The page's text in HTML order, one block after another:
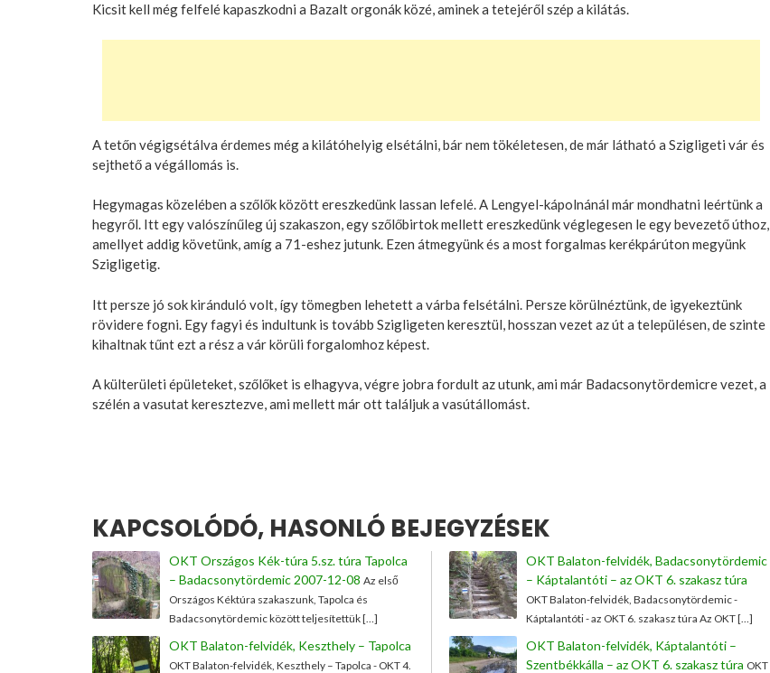
Kicsit kell még felfelé kapaszkodni a Bazalt orgonák közé, aminek a tetejéről szép a kilátás.
A tetőn végigsétálva érdemes még a kilátóhelyig elsétálni, bár nem tökéletesen, de már látható a Szigligeti vár és
sejthető a végállomás is.
Hegymagas közelében a szőlők között ereszkedünk lassan lefelé. A Lengyel-kápolnánál már mondhatni leértünk a
hegyről. Itt egy valószínűleg új szakaszon, egy szőlőbirtok mellett ereszkedünk véglegesen le egy bevezető úthoz,
amellyet addig követünk, amíg a 71-eshez jutunk. Ezen átmegyünk és a most forgalmas kerékpárúton megyünk
Szigligetig.
Itt persze jó sok kiránduló volt, így tömegben lehetett a várba felsétálni. Persze körülnéztünk, de igyekeztünk
rövidere fogni. Egy fagyi és indultunk is tovább Szigligeten keresztül, hosszan vezet az út a településen, de szinte
kihaltnak tűnt ezt a rész a vár körüli forgalomhoz képest.
A külterületi épületeket, szőlőket is elhagyva, végre jobra fordult az utunk, ami már Badacsonytördemicre vezet, a
szélén a vasutat keresztezve, ami mellett már ott találjuk a vasútállomást.
KAPCSOLÓDÓ, HASONLÓ BEJEGYZÉSEK
OKT Országos Kék-túra 5.sz. túra Tapolca
– Badacsonytördemic 2007-12-08 Az első
Országos Kéktúra szakaszunk, Tapolca és
Badacsonytördemic között teljesítettük […]
OKT Balaton-felvidék, Keszthely – Tapolca
OKT Balaton-felvidék, Keszthely – Tapolca - OKT 4.
OKT Balaton-felvidék, Badacsonytördemic
– Káptalantóti – az OKT 6. szakasz túra
OKT Balaton-felvidék, Badacsonytördemic -
Káptalantóti - az OKT 6. szakasz túra Az OKT […]
OKT Balaton-felvidék, Káptalantóti –
Szentbékkálla – az OKT 6. szakasz túra OKT